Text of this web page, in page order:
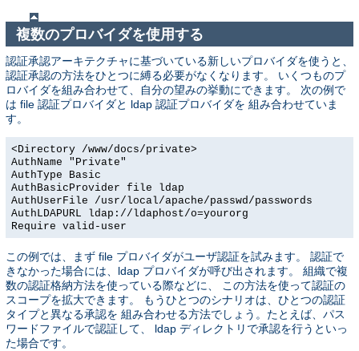
複数のプロバイダを使用する
認証承認アーキテクチャに基づいている新しいプロバイダを使うと、
認証承認の方法をひとつに縛る必要がなくなります。 いくつものプ
ロバイダを組み合わせて、自分の望みの挙動にできます。 次の例で
は file 認証プロバイダと ldap 認証プロバイダを 組み合わせていま
す。
<Directory /www/docs/private>
AuthName "Private"
AuthType Basic
AuthBasicProvider file ldap
AuthUserFile /usr/local/apache/passwd/passwords
AuthLDAPURL ldap://ldaphost/o=yourorg
Require valid-user
この例では、まず file プロバイダがユーザ認証を試みます。 認証で
きなかった場合には、ldap プロバイダが呼び出されます。 組織で複
数の認証格納方法を使っている際などに、 この方法を使って認証の
スコープを拡大できます。 もうひとつのシナリオは、ひとつの認証
タイプと異なる承認を 組み合わせる方法でしょう。たとえば、パス
ワードファイルで認証して、 ldap ディレクトリで承認を行うといっ
た場合です。